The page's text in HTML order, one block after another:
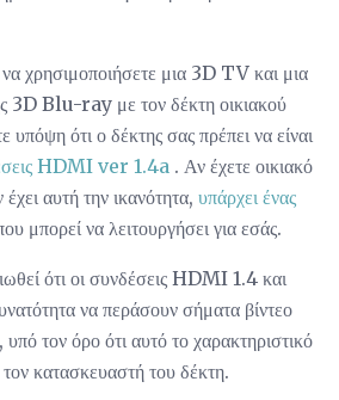
χρησιμοποιήσετε μια 3D TV και μια
3D Blu-ray με τον δέκτη οικιακού
υπόψη ότι ο δέκτης σας πρέπει να είναι
HDMI ver 1.4a . Αν έχετε οικιακό
αυτή την ικανότητα, υπάρχει ένας
μπορεί να λειτουργήσει για εσάς.
ότι οι συνδέσεις HDMI 1.4 και
να περάσουν σήματα βίντεο
τον όρο ότι αυτό το χαρακτηριστικό
τον κατασκευαστή του δέκτη.